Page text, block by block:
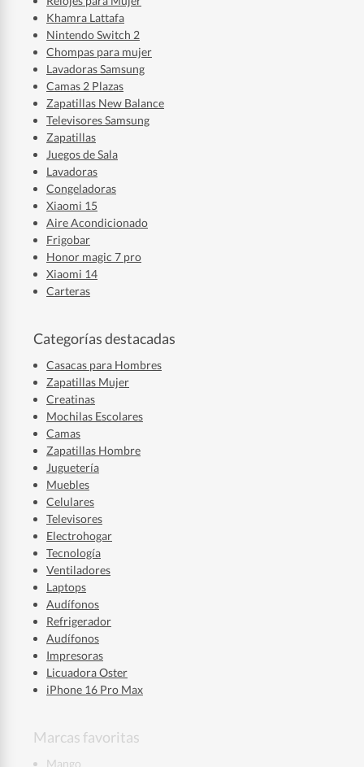
Khamra Lattafa
Nintendo Switch 2
Chompas para mujer
Lavadoras Samsung
Camas 2 Plazas
Zapatillas New Balance
Televisores Samsung
Zapatillas
Juegos de Sala
Lavadoras
Congeladoras
Xiaomi 15
Aire Acondicionado
Frigobar
Honor magic 7 pro
Xiaomi 14
Carteras
Categorías destacadas
Casacas para Hombres
Zapatillas Mujer
Creatinas
Mochilas Escolares
Camas
Zapatillas Hombre
Juguetería
Muebles
Celulares
Televisores
Electrohogar
Tecnología
Ventiladores
Laptops
Audífonos
Refrigerador
Audífonos
Impresoras
Licuadora Oster
iPhone 16 Pro Max
Marcas favoritas
Mango